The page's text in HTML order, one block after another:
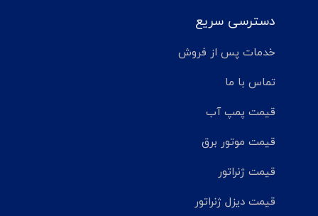
دسترسی سریع
خدمات پس از فروش
تماس با ما
قیمت پمپ آب
قیمت موتور برق
قیمت ژنراتور
قیمت دیزل ژنراتور